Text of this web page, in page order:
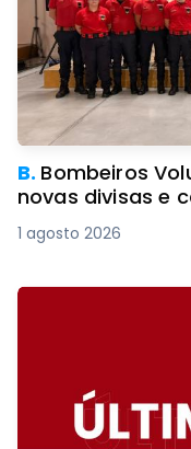
B. Bombeiros
novas divisas e
1 agosto 2026